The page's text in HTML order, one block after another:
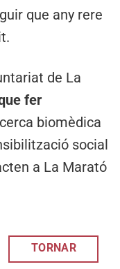
que any rere
de La
fer
biomèdica
social
a La Marató
TORNAR